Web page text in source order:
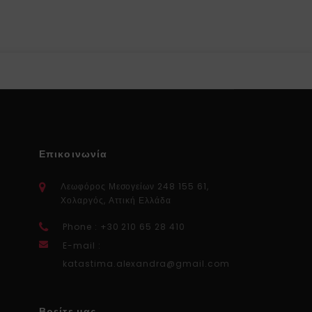
Επικοινωνία
Λεωφόρος Μεσογείων 248 155 61,
Χολαργός, Αττική Ελλάδα
Phone : +30 210 65 28 410
E-mail :
katastima.alexandra@gmail.com